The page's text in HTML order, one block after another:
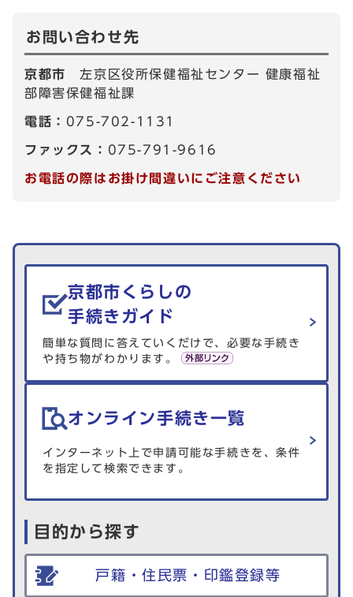
お問い合わせ先
京都市左京区役所保健福祉センター 健康福祉
部障害保健福祉課
電話： 075-702-1131
ファックス： 075-791-9616
お電話の際はお掛け間違いにご注意ください
生活情報を探す
京都市くらしの
手続きガイド
簡単な質問に答えていくだけで、必要な手続き
や持ち物がわかります。
オンライン手続き一覧
インターネット上で申請可能な手続きを、条件
を指定して検索できます。
目的から探す
戸籍・住民票・印鑑登録等